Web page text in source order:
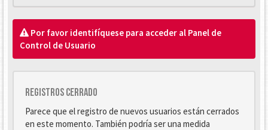
Por favor identifíquese para acceder al Panel de
Control de Usuario
Registros cerrado
Parece que el registro de nuevos usuarios están cerrados
en este momento. También podría ser una medida